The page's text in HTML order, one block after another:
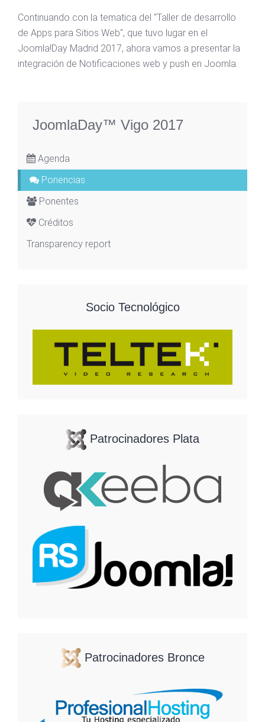
Continuando con la tematica del "Taller de desarrollo
de Apps para Sitios Web", que tuvo lugar en el
Joomla!Day Madrid 2017, ahora vamos a presentar la
integración de Notificaciones web y push en Joomla.
JoomlaDay™ Vigo 2017
Agenda
Ponencias
Ponentes
Créditos
Transparency report
Socio Tecnológico
Patrocinadores Plata
Patrocinadores Bronce